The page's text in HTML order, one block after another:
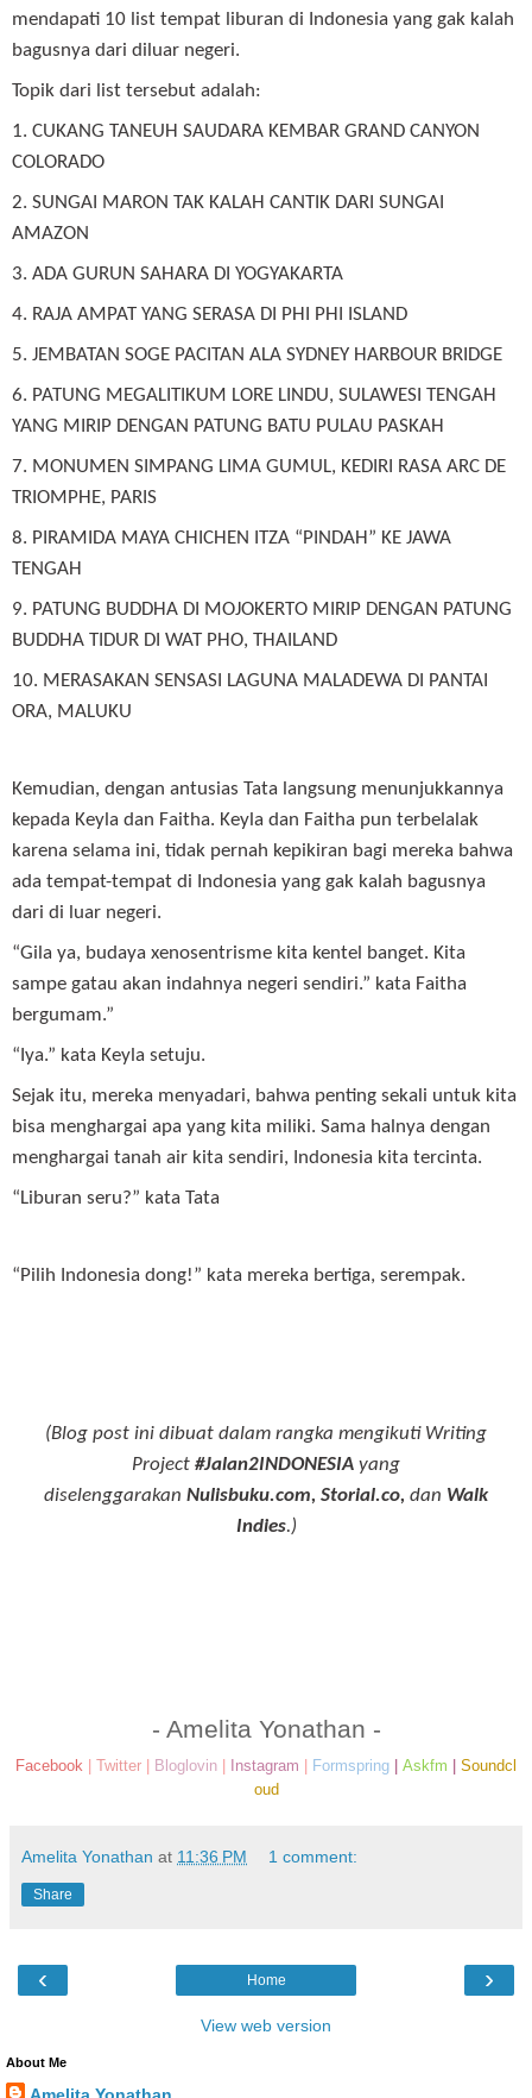
mendapati 10 list tempat liburan di Indonesia yang gak kalah
bagusnya dari diluar negeri.
Topik dari list tersebut adalah:
1. CUKANG TANEUH SAUDARA KEMBAR GRAND CANYON
COLORADO
2. SUNGAI MARON TAK KALAH CANTIK DARI SUNGAI
AMAZON
3. ADA GURUN SAHARA DI YOGYAKARTA
4. RAJA AMPAT YANG SERASA DI PHI PHI ISLAND
5. JEMBATAN SOGE PACITAN ALA SYDNEY HARBOUR BRIDGE
6. PATUNG MEGALITIKUM LORE LINDU, SULAWESI TENGAH
YANG MIRIP DENGAN PATUNG BATU PULAU PASKAH
7. MONUMEN SIMPANG LIMA GUMUL, KEDIRI RASA ARC DE
TRIOMPHE, PARIS
8. PIRAMIDA MAYA CHICHEN ITZA “PINDAH” KE JAWA
TENGAH
9. PATUNG BUDDHA DI MOJOKERTO MIRIP DENGAN PATUNG
BUDDHA TIDUR DI WAT PHO, THAILAND
10. MERASAKAN SENSASI LAGUNA MALADEWA DI PANTAI
ORA, MALUKU
Kemudian, dengan antusias Tata langsung menunjukkannya
kepada Keyla dan Faitha. Keyla dan Faitha pun terbelalak
karena selama ini, tidak pernah kepikiran bagi mereka bahwa
ada tempat-tempat di Indonesia yang gak kalah bagusnya
dari di luar negeri.
“Gila ya, budaya xenosentrisme kita kentel banget. Kita
sampe gatau akan indahnya negeri sendiri.” kata Faitha
bergumam.”
“Iya.” kata Keyla setuju.
Sejak itu, mereka menyadari, bahwa penting sekali untuk kita
bisa menghargai apa yang kita miliki. Sama halnya dengan
menghargai tanah air kita sendiri, Indonesia kita tercinta.
“Liburan seru?” kata Tata
“Pilih Indonesia dong!” kata mereka bertiga, serempak.
(Blog post ini dibuat dalam rangka mengikuti Writing
Project #Jalan2INDONESIA yang
diselenggarakan Nulisbuku.com, Storial.co, dan Walk
Indies.)
- Amelita Yonathan -
Facebook Twitter Bloglovin Instagram Formspring Askfm
Soundcl
oud
Amelita Yonathan at 11:36 PM 1 comment:
Share
‹ ›
Home
View web version
About Me